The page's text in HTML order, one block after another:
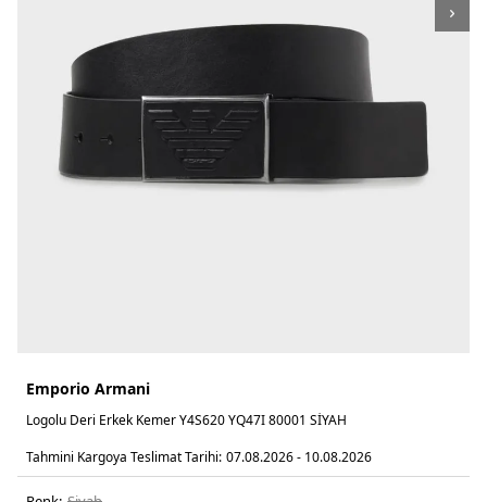
Emporio Armani
Logolu Deri Erkek Kemer Y4S620 YQ47I 80001 SİYAH
Tahmini Kargoya Teslimat Tarihi: 07.08.2026 - 10.08.2026